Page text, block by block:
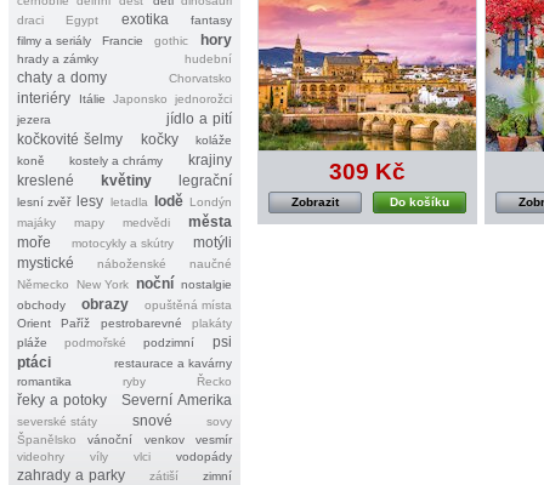
draci
Egypt exotika
fantasy
filmy a seriály
Francie gothic hory
hrady a zámky hudební
chaty a domy Chorvatsko
interiéry Itálie Japonsko
jednorožci
jezera
jídlo a pití
kočkovité šelmy
kočky
koláže
koně
kostely a chrámy
krajiny
kreslené
květiny legrační
lesní zvěř lesy letadla lodě Londýn
majáky
mapy medvědi
města
moře
motocykly a skútry
motýli
mystické
náboženské
naučné
Německo
New York noční nostalgie
obchody
obrazy
opuštěná místa
Orient
Paříž pestrobarevné
plakáty
pláže
podmořské podzimní
psi
ptáci
restaurace a kavárny
romantika
ryby Řecko
řeky a potoky Severní Amerika
severské státy snové
sovy
Španělsko
vánoční venkov
vesmír
videohry
víly vlci vodopády
zahrady a parky zátiší
zimní
309 Kč
Do košíku
Zobrazit